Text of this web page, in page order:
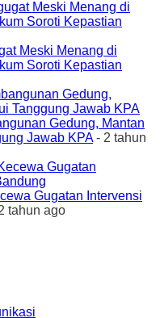
Meski Menang di
Soroti Kepastian
Gedung, Mantan
Jawab KPA- 2 tahun
Gugatan Intervensi
tahun ago